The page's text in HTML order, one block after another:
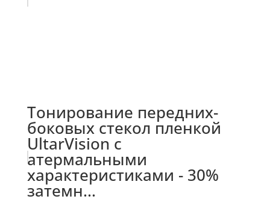
Тонирование передних-
боковых стекол пленкой
UltarVision с
атермальными
характеристиками - 30%
затемн...